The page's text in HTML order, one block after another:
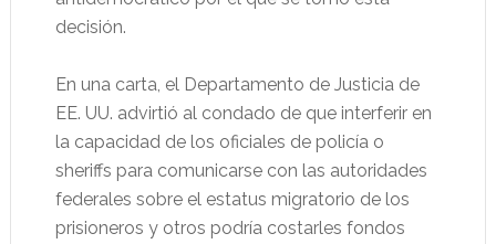
decisión.
En una carta, el Departamento de Justicia de
EE. UU. advirtió al condado de que interferir en
la capacidad de los oficiales de policía o
sheriffs para comunicarse con las autoridades
federales sobre el estatus migratorio de los
prisioneros y otros podría costarles fondos